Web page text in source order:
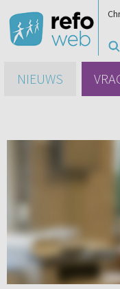
NIEUWS